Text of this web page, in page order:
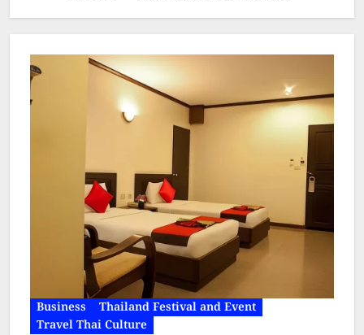
Business
Thailand Festival and Event
Travel Thai Culture